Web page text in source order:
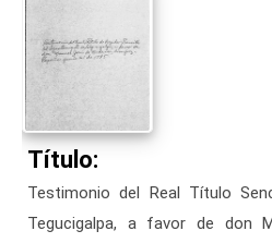
Título:
Testimonio del Real Título
Tegucigalpa, a favor de don